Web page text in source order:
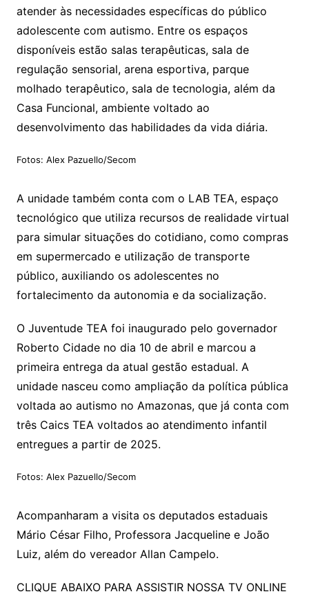
atender às necessidades específicas do público
adolescente com autismo. Entre os espaços
disponíveis estão salas terapêuticas, sala de
regulação sensorial, arena esportiva, parque
molhado terapêutico, sala de tecnologia, além da
Casa Funcional, ambiente voltado ao
desenvolvimento das habilidades da vida diária.
Fotos: Alex Pazuello/Secom
A unidade também conta com o LAB TEA, espaço
tecnológico que utiliza recursos de realidade virtual
para simular situações do cotidiano, como compras
em supermercado e utilização de transporte
público, auxiliando os adolescentes no
fortalecimento da autonomia e da socialização.
O Juventude TEA foi inaugurado pelo governador
Roberto Cidade no dia 10 de abril e marcou a
primeira entrega da atual gestão estadual. A
unidade nasceu como ampliação da política pública
voltada ao autismo no Amazonas, que já conta com
três Caics TEA voltados ao atendimento infantil
entregues a partir de 2025.
Fotos: Alex Pazuello/Secom
Acompanharam a visita os deputados estaduais
Mário César Filho, Professora Jacqueline e João
Luiz, além do vereador Allan Campelo.
CLIQUE ABAIXO PARA ASSISTIR NOSSA TV ONLINE